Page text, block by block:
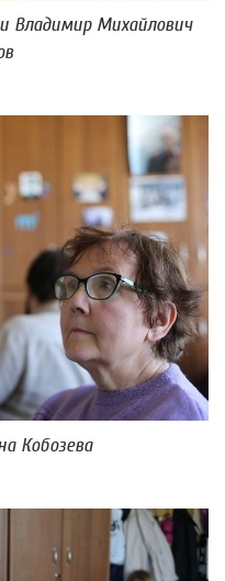
Владимир Михайлович
Кобозева